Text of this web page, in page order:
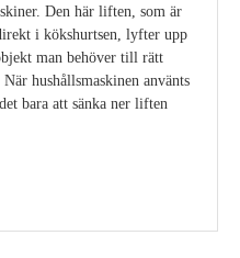
Den här liften, som är
i kökshurtsen, lyfter upp
man behöver till rätt
hushållsmaskinen använts
bara att sänka ner liften